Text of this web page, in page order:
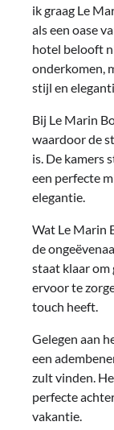
ik graag Le
als een oase
hotel belooft
onderkomen,
stijl en
Bij Le Marin
waardoor de
is. De kamers
een perfecte
elegantie.
Wat Le Marin
de
staat klaar om
ervoor te
touch heeft.
Gelegen aan
een
zult vinden.
perfecte
vakantie.